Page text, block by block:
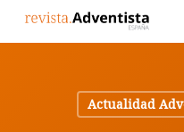
Actualidad